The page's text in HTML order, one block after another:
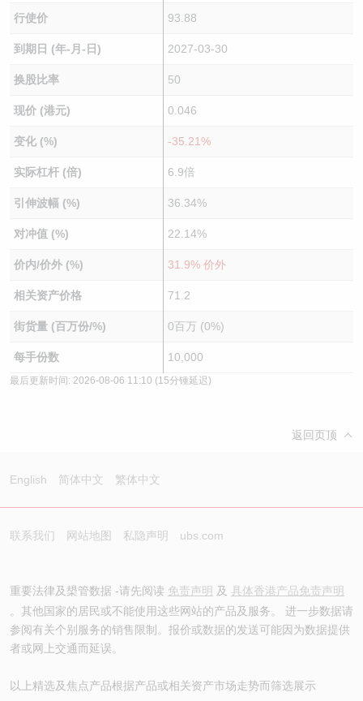
行使价 93.88
到期日 (年-月-日) 2027-03-30
换股比率 50
现价 (港元) 0.046
变化 (%) -35.21%
实际杠杆 (倍) 6.9倍
引伸波幅 (%) 36.34%
对冲值 (%) 22.14%
价内/价外 (%) 31.9% 价外
相关资产价格 71.2
街货量 (百万份/%) 0百万 (0%)
每手份数 10,000
最后更新时间: 2026-08-06 11:10 (15分锺延迟)
返回页顶
English 简体中文 繁体中文
联系我们 网站地图 私隐声明 ubs.com
重要法律及槼管数据 -请先阅读 免责声明 及 具体香港产品免责声明
。其他国家的居民或不能使用这些网站的产品及服务。 进一步数据请
参阅有关个别服务的销售限制。报价或数据的发送可能因为数据提供
者或网上交通而延误。
以上精选及焦点产品根据产品或相关资产市场走势而筛选展示